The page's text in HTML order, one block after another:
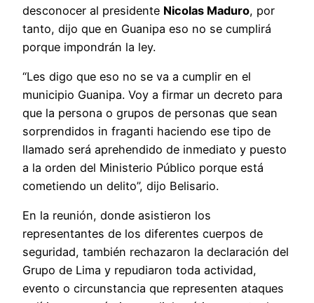
desconocer al presidente Nicolas Maduro, por
tanto, dijo que en Guanipa eso no se cumplirá
porque impondrán la ley.
“Les digo que eso no se va a cumplir en el
municipio Guanipa. Voy a firmar un decreto para
que la persona o grupos de personas que sean
sorprendidos in fraganti haciendo ese tipo de
llamado será aprehendido de inmediato y puesto
a la orden del Ministerio Público porque está
cometiendo un delito”, dijo Belisario.
En la reunión, donde asistieron los
representantes de los diferentes cuerpos de
seguridad, también rechazaron la declaración del
Grupo de Lima y repudiaron toda actividad,
evento o circunstancia que representen ataques